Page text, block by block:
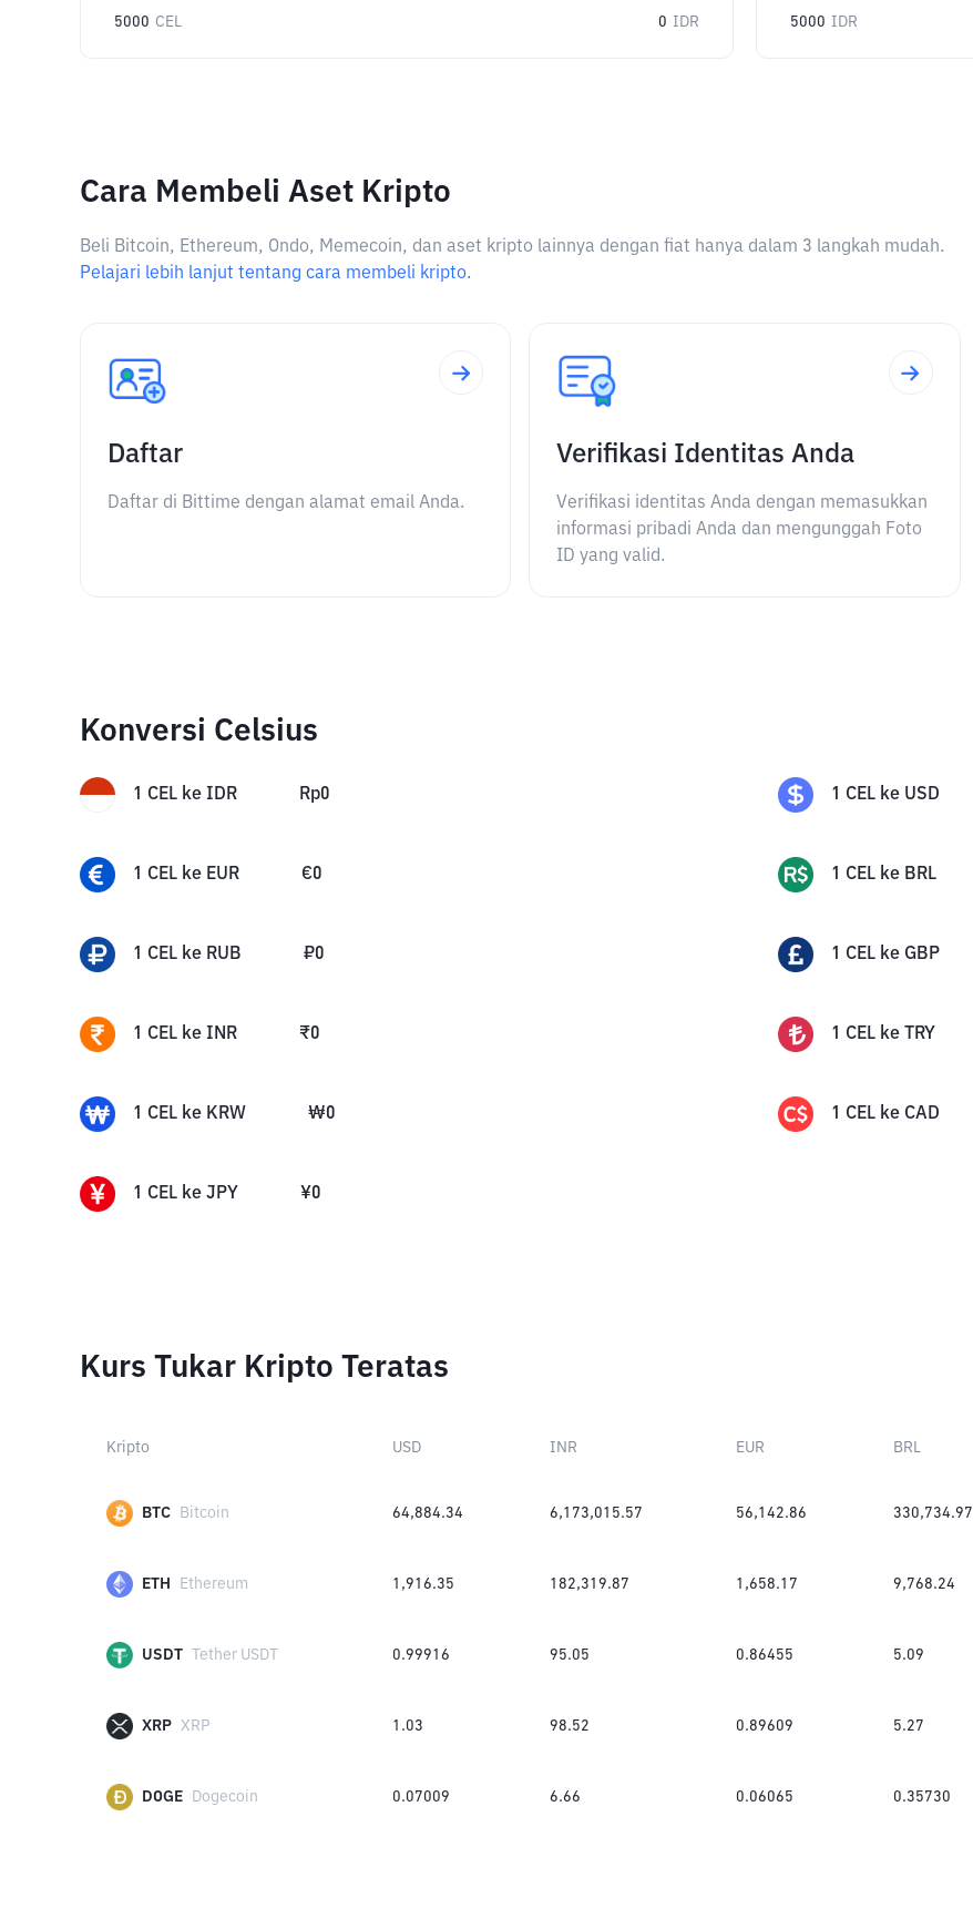
5000 CEL 0 IDR 5000 IDR
Cara Membeli Aset Kripto
Beli Bitcoin, Ethereum, Ondo, Memecoin, dan aset kripto lainnya dengan fiat hanya dalam 3 langkah mudah.
Pelajari lebih lanjut tentang cara membeli kripto.
Daftar
Daftar di Bittime dengan alamat email Anda.
Verifikasi Identitas Anda
Verifikasi identitas Anda dengan memasukkan
informasi pribadi Anda dan mengunggah Foto
ID yang valid.
Konversi Celsius
1 CEL ke IDR Rp0 1 CEL ke USD
1 CEL ke EUR €0 1 CEL ke BRL
1 CEL ke RUB ₽0 1 CEL ke GBP
1 CEL ke INR ₹0 1 CEL ke TRY
1 CEL ke KRW ₩0 1 CEL ke CAD
1 CEL ke JPY ¥0
Kurs Tukar Kripto Teratas
Kripto USD INR EUR BRL
BTC Bitcoin 64,884.34 6,173,015.57 56,142.86 330,734.97
ETH Ethereum 1,916.35 182,319.87 1,658.17 9,768.24
USDT Tether USDT 0.99916 95.05 0.86455 5.09
XRP XRP 1.03 98.52 0.89609 5.27
DOGE Dogecoin 0.07009 6.66 0.06065 0.35730